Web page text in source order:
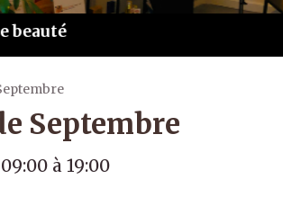
Septembre
à 19:00